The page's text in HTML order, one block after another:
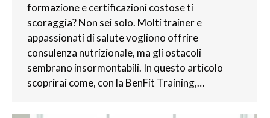
formazione e certificazioni costose ti
scoraggia? Non sei solo. Molti trainer e
appassionati di salute vogliono offrire
consulenza nutrizionale, ma gli ostacoli
sembrano insormontabili. In questo articolo
scoprirai come, con la BenFit Training,…